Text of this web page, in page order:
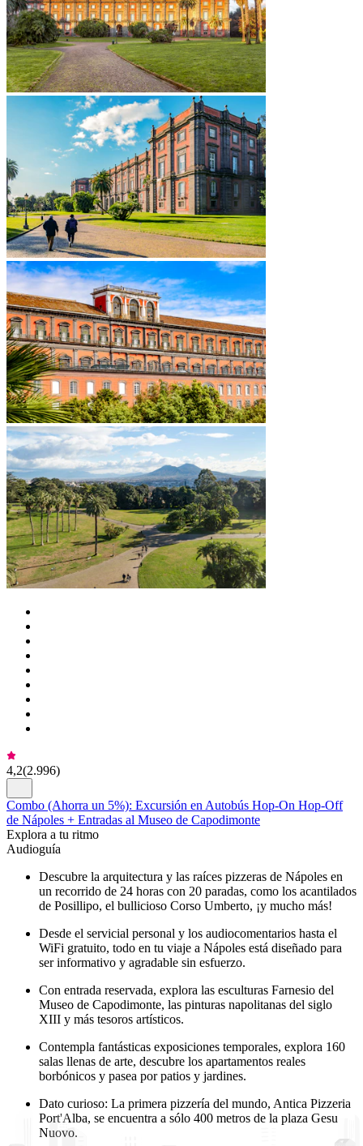
4,2(2.996)
Combo (Ahorra un 5%): Excursión en Autobús Hop-On Hop-Off
de Nápoles + Entradas al Museo de Capodimonte
Explora a tu ritmo
Audioguía
Descubre la arquitectura y las raíces pizzeras de Nápoles en
un recorrido de 24 horas con 20 paradas, como los acantilados
de Posillipo, el bullicioso Corso Umberto, ¡y mucho más!
Desde el servicial personal y los audiocomentarios hasta el
WiFi gratuito, todo en tu viaje a Nápoles está diseñado para
ser informativo y agradable sin esfuerzo.
Con entrada reservada, explora las esculturas Farnesio del
Museo de Capodimonte, las pinturas napolitanas del siglo
XIII y más tesoros artísticos.
Contempla fantásticas exposiciones temporales, explora 160
salas llenas de arte, descubre los apartamentos reales
borbónicos y pasea por patios y jardines.
Dato curioso: La primera pizzería del mundo, Antica Pizzeria
Port'Alba, se encuentra a sólo 400 metros de la plaza Gesu
Nuovo.